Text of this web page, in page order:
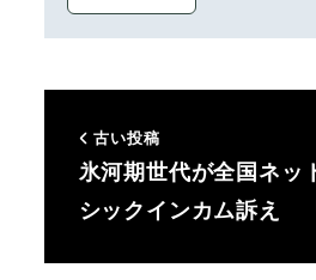
古い投稿
氷河期世代が全国ネ
シックインカム訴え